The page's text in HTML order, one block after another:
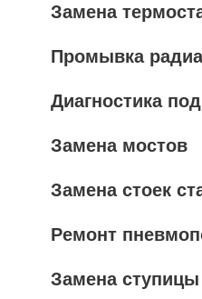
Замена
Промывка
Диагностика
Замена мостов
Замена стоек
Ремонт
Замена ступицы